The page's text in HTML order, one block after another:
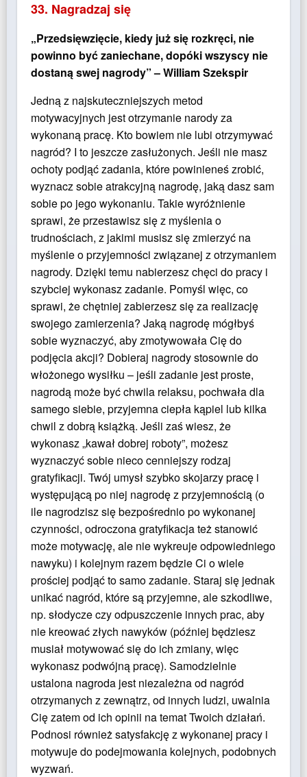
33. Nagradzaj się
„Przedsięwzięcie, kiedy już się rozkręci, nie
powinno być zaniechane, dopóki wszyscy nie
dostaną swej nagrody” – William Szekspir
Jedną z najskuteczniejszych metod
motywacyjnych jest otrzymanie narody za
wykonaną pracę. Kto bowiem nie lubi otrzymywać
nagród? I to jeszcze zasłużonych. Jeśli nie masz
ochoty podjąć zadania, które powinieneś zrobić,
wyznacz sobie atrakcyjną nagrodę, jaką dasz sam
sobie po jego wykonaniu. Takie wyróżnienie
sprawi, że przestawisz się z myślenia o
trudnościach, z jakimi musisz się zmierzyć na
myślenie o przyjemności związanej z otrzymaniem
nagrody. Dzięki temu nabierzesz chęci do pracy i
szybciej wykonasz zadanie. Pomyśl więc, co
sprawi, że chętniej zabierzesz się za realizację
swojego zamierzenia? Jaką nagrodę mógłbyś
sobie wyznaczyć, aby zmotywowała Cię do
podjęcia akcji? Dobieraj nagrody stosownie do
włożonego wysiłku – jeśli zadanie jest proste,
nagrodą może być chwila relaksu, pochwała dla
samego siebie, przyjemna ciepła kąpiel lub kilka
chwil z dobrą książką. Jeśli zaś wiesz, że
wykonasz „kawał dobrej roboty”, możesz
wyznaczyć sobie nieco cenniejszy rodzaj
gratyfikacji. Twój umysł szybko skojarzy pracę i
występującą po niej nagrodę z przyjemnością (o
ile nagrodzisz się bezpośrednio po wykonanej
czynności, odroczona gratyfikacja też stanowić
może motywację, ale nie wykreuje odpowiedniego
nawyku) i kolejnym razem będzie Ci o wiele
prościej podjąć to samo zadanie. Staraj się jednak
unikać nagród, które są przyjemne, ale szkodliwe,
np. słodycze czy odpuszczenie innych prac, aby
nie kreować złych nawyków (później będziesz
musiał motywować się do ich zmiany, więc
wykonasz podwójną pracę). Samodzielnie
ustalona nagroda jest niezależna od nagród
otrzymanych z zewnątrz, od innych ludzi, uwalnia
Cię zatem od ich opinii na temat Twoich działań.
Podnosi również satysfakcję z wykonanej pracy i
motywuje do podejmowania kolejnych, podobnych
wyzwań.